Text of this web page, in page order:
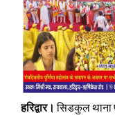
हरिद्वार। सिडकुल थाना